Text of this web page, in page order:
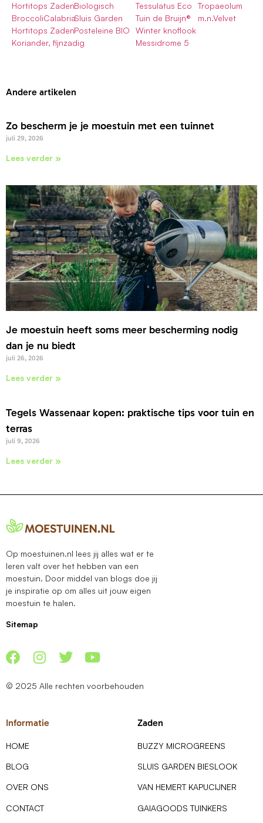
Hortitops Zaden
BroccoliCalabria
Hortitops Zaden
Koriander, fijnzadig
Biologisch
Sluis Garden
Posteleine BIO
Tessulatus Eco
Tuin de Bruijn®
Winter knoflook
Messidrome 5
Tropaeolum
m.n.Velvet
Andere artikelen
Zo bescherm je je moestuin met een tuinnet
juli 29, 2026
Lees verder »
Je moestuin heeft soms meer bescherming nodig
dan je nu biedt
juli 26, 2026
Lees verder »
Tegels Wassenaar kopen: praktische tips voor tuin en
terras
juli 9, 2026
Lees verder »
Op moestuinen.nl lees jij alles wat er te
leren valt over het hebben van een
moestuin. Door middel van blogs doe jij
je inspiratie op om alles uit jouw eigen
moestuin te halen.
Sitemap
© 2025 Alle rechten voorbehouden
Informatie
HOME
BLOG
OVER ONS
CONTACT
Zaden
BUZZY MICROGREENS
SLUIS GARDEN BIESLOOK
VAN HEMERT KAPUCIJNER
GAIAGOODS TUINKERS